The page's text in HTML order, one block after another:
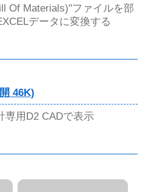
Of Materials)"ファイルを部
データに変換する
46K)
専用D2 CADで表示